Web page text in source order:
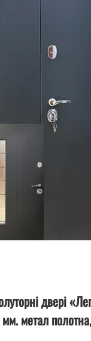
двері
метал